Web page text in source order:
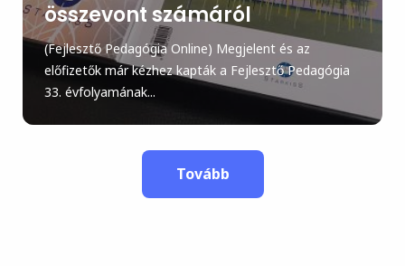
összevont számáról
(Fejlesztő Pedagógia Online) Megjelent és az
előfizetők már kézhez kapták a Fejlesztő Pedagógia
33. évfolyamának...
Tovább